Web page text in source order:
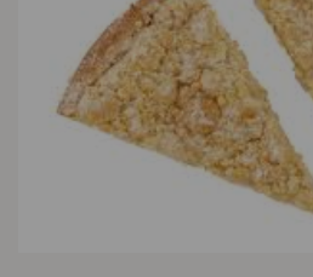
kan
gekozen
worden
op
de
productpagina